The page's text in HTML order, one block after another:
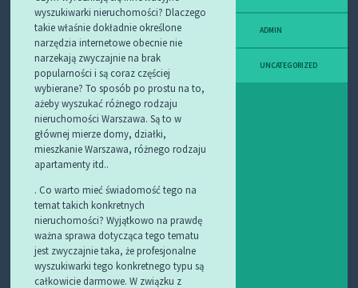
wyszukiwarki nieruchomości? Dlaczego
takie właśnie dokładnie określone
narzędzia internetowe obecnie nie
narzekają zwyczajnie na brak
popularności i są coraz częściej
wybierane? To sposób po prostu na to,
ażeby wyszukać różnego rodzaju
nieruchomości Warszawa. Są to w
głównej mierze domy, działki,
mieszkanie Warszawa, różnego rodzaju
apartamenty itd..
. Co warto mieć świadomość tego na
temat takich konkretnych
nieruchomości? Wyjątkowo na prawdę
ważna sprawa dotycząca tego tematu
jest zwyczajnie taka, że profesjonalne
wyszukiwarki tego konkretnego typu są
całkowicie darmowe. W związku z
ADMIN
UNCATEGORIZED